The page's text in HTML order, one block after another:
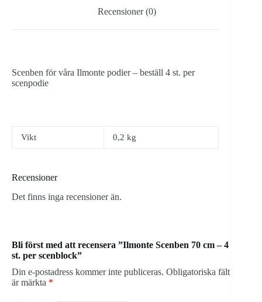
Recensioner (0)
Scenben för våra Ilmonte podier – beställ 4 st. per
scenpodie
Vikt 0,2 kg
Recensioner
Det finns inga recensioner än.
Bli först med att recensera ”Ilmonte Scenben 70 cm – 4
st. per scenblock”
Din e-postadress kommer inte publiceras. Obligatoriska fält
är märkta *